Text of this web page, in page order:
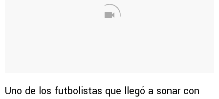
Uno de los futbolistas que llegó a sonar con